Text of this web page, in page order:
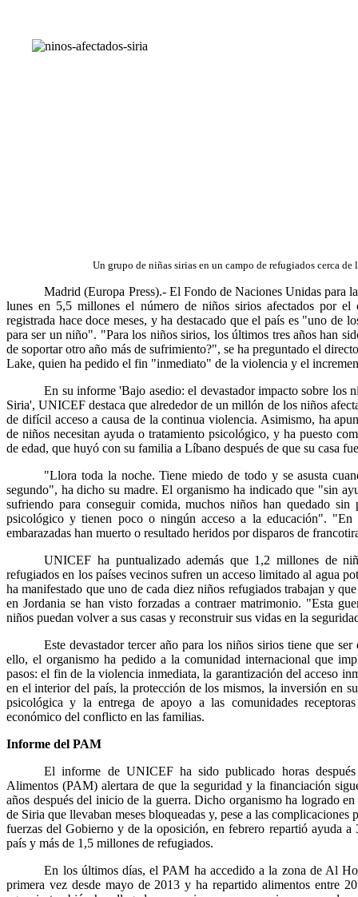
Un grupo de niñas sirias en un campo de refugiados cerca de
Madrid (Europa Press).- El Fondo de Naciones Unidas para
lunes en 5,5 millones el número de niños sirios afectados por
registrada hace doce meses, y ha destacado que el país es "uno de
para ser un niño". "Para los niños sirios, los últimos tres años han
de soportar otro año más de sufrimiento?", se ha preguntado el
Lake, quien ha pedido el fin "inmediato" de la violencia y el
En su informe 'Bajo asedio: el devastador impacto sobre los
Siria', UNICEF destaca que alrededor de un millón de los niños
de difícil acceso a causa de la continua violencia. Asimismo, ha
de niños necesitan ayuda o tratamiento psicológico, y ha puesto
de edad, que huyó con su familia a Líbano después de que su casa
"Llora toda la noche. Tiene miedo de todo y se asusta
segundo", ha dicho su madre. El organismo ha indicado que "sin
sufriendo para conseguir comida, muchos niños han quedado
psicológico y tienen poco o ningún acceso a la educación". "En
embarazadas han muerto o resultado heridos por disparos de
UNICEF ha puntualizado además que 1,2 millones de
refugiados en los países vecinos sufren un acceso limitado al agua
ha manifestado que uno de cada diez niños refugiados trabajan y
en Jordania se han visto forzadas a contraer matrimonio. "Esta
niños puedan volver a sus casas y reconstruir sus vidas en la
Este devastador tercer año para los niños sirios tiene que
ello, el organismo ha pedido a la comunidad internacional que
pasos: el fin de la violencia inmediata, la garantización del acceso
en el interior del país, la protección de los mismos, la inversión en
psicológica y la entrega de apoyo a las comunidades
económico del conflicto en las familias.
Informe del PAM
El informe de UNICEF ha sido publicado horas
Alimentos (PAM) alertara de que la seguridad y la financiación
años después del inicio de la guerra. Dicho organismo ha logrado en
de Siria que llevaban meses bloqueadas y, pese a las complicaciones
fuerzas del Gobierno y de la oposición, en febrero repartió ayuda a
país y más de 1,5 millones de refugiados.
En los últimos días, el PAM ha accedido a la zona de Al
primera vez desde mayo de 2013 y ha repartido alimentos entre